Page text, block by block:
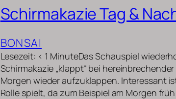
Schirmakazie Tag &
BONSAI
Lesezeit: < 1 MinuteDas Schauspiel
Schirmakazie „klappt“ bei
Morgen wieder aufzuklappen. Interessant
Rolle spielt, da zum Beispiel am Morgen